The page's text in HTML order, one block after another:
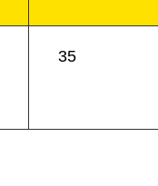
35